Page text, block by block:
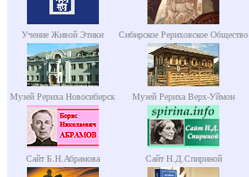
Учение Живой Этики Сибирское Рериховское Общество
Музей Рериха Новосибирск Музей Рериха Верх-Уймон
Сайт Б.Н.Абрамова Сайт Н.Д.Спириной